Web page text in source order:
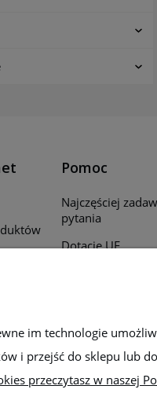
Pomoc
Najczęściej
pytania
Dotacje UE
Bezpieczeństwo
im technologie
i przejść do sklepu lub
przeczytasz w naszej